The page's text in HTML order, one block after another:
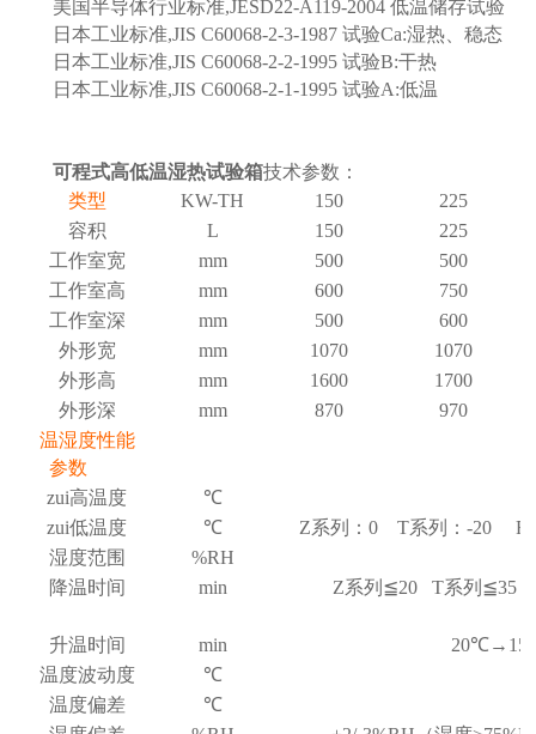
美国半导体行业标准,JESD22-A119-2004低温储存试验
日本工业标准,JIS C60068-2-3-1987试验Ca:湿热、稳态
日本工业标准,JIS C60068-2-2-1995试验B:干热
日本工业标准,JIS C60068-2-1-1995试验A:低温
可程式高低温湿热试验箱技术参数：
类型
KW-TH 150
225
容积
L 150
225
工作室宽
mm 500
500
工作室高
mm 600
750
工作室深
mm 500
600
外形宽
mm 1070 1070
外形高
mm 1600 1700
外形深
mm 870
970
温湿度性能
参数
zui高温度
℃
zui低温度
℃ Z系列：0 T系列：-20 F
湿度范围
%RH
降温时间
min Z系列 ≦20 T系列 ≦35
升温时间
min 20℃→ 150
温度波动度
℃
温度偏差
℃